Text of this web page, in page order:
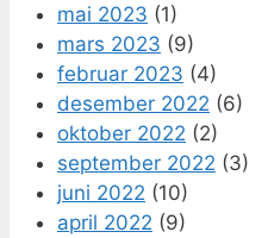
mai 2023 (1)
mars 2023 (9)
februar 2023 (4)
desember 2022 (6)
oktober 2022 (2)
september 2022 (3)
juni 2022 (10)
april 2022 (9)